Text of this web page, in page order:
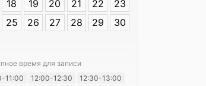
18 19 20 21 22
23
25 26 27 28 29 30
время для записи
11:00
12:00-12:30
12:30-13:00